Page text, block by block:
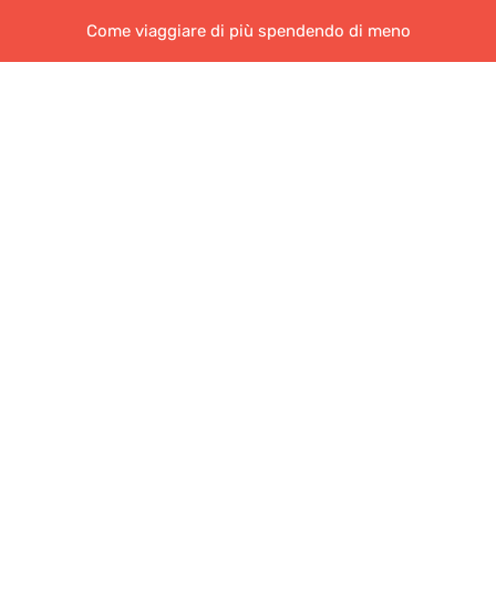
Come viaggiare di più spendendo di meno